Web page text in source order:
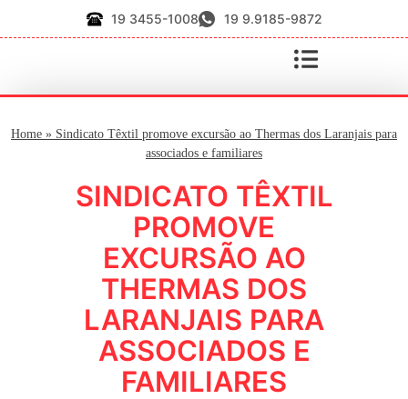
19 3455-1008 19 9.9185-9872
Home » Sindicato Têxtil promove excursão ao Thermas dos Laranjais para
associados e familiares
SINDICATO TÊXTIL
PROMOVE
EXCURSÃO AO
THERMAS DOS
LARANJAIS PARA
ASSOCIADOS E
FAMILIARES